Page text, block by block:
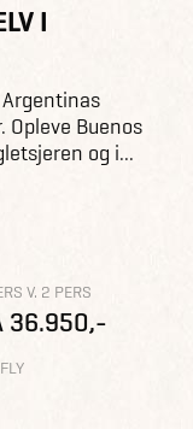
I
Opleve Buenos
og i...
V. 2 PERS
36.950,-